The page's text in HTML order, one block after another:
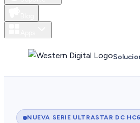
NUEVA SERIE ULTRASTAR DC